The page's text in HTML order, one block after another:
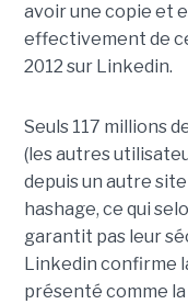
avoir une copie et
effectivement de
2012 sur Linkedin.
Seuls 117 millions
(les autres
depuis un autre
hashage, ce qui
garantit pas leur
Linkedin confirme
présenté comme la